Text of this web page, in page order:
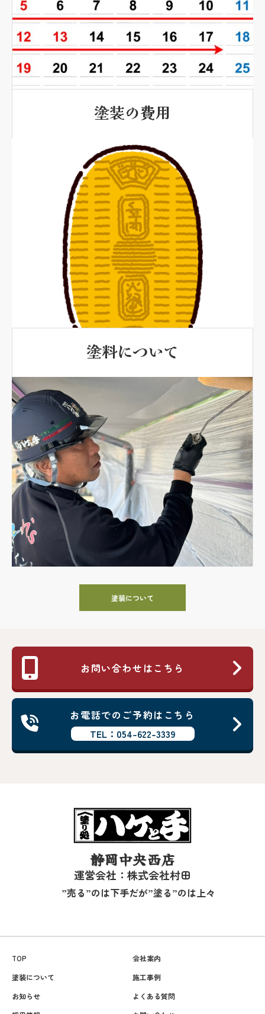
塗装の費用
塗料について
塗装について
お問い合わせはこちら
お電話でのご予約はこちら
TEL：054-622-3339
静岡中央西店
運営会社：株式会社村田
”売る”のは下手だが”塗る”のは上々
TOP
会社案内
塗装について
施工事例
お知らせ
よくある質問